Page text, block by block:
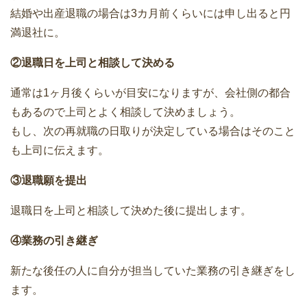
結婚や出産退職の場合は3カ月前くらいには申し出ると円
満退社に。
②退職日を上司と相談して決める
通常は1ヶ月後くらいが目安になりますが、会社側の都合
もあるので上司とよく相談して決めましょう。
もし、次の再就職の日取りが決定している場合はそのこと
も上司に伝えます。
③退職願を提出
退職日を上司と相談して決めた後に提出します。
④業務の引き継ぎ
新たな後任の人に自分が担当していた業務の引き継ぎをし
ます。